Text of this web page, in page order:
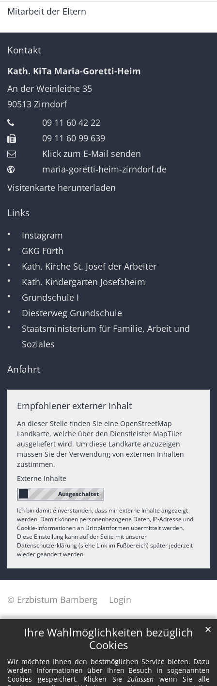
Ihre Wahlmöglichkeiten bezüglich
Cookies
Wir möchten Ihnen den bestmöglichen Service bieten. Dazu
werden Informationen über Ihren Besuch in sogenannten
Cookies gespeichert. Klicken SieZulassen wenn Sie alle
✕
Mitarbeit der Eltern
Kontakt
Kath. KiTa Maria-Goretti-Heim
An der Weinleithe 35
90513 Zirndorf
09 11 60 42 22
09 11 60 99 639
Klick zum E-Mail senden
maria-goretti-heim-zirndorf.de
Visitenkarte herunterladen
Links
Instagram
GKG Fürth
Kath. Kirche St. Josef der Arbeiter
Kath. Kindergarten Josefsheim
Grundschule I
Diesterweg Grundschule
Staatsministerium für Familie, Arbeit und
Soziales
Anfahrt
Empfohlener externer Inhalt
An dieser Stelle finden Sie eine OpenStreetMap
Landkarte, welche über den Dienstleister MapTiler
ausgeliefert wird. Um diese Landkarte anzuzeigen
müssen Sie der Verwendung von externen Inhalten
zustimmen.
Externe Inhalte
Ich bin damit einverstanden, dass mir externe Inhalte angezeigt
werden. Damit können personenbezogene Daten, IP-Adresse und
Cookie-Informationen an Drittplattformen übermittelt werden.
Diese Einstellung kann auf der Seite mit unserer
Datenschutzerklärung (siehe Link im Fußbereich) später jederzeit
wieder geändert werden.
© Erzbistum Bamberg Login